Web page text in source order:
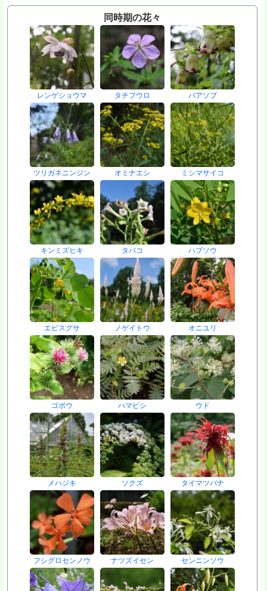
同時期の花々
レンゲショウマ タチフウロ バアソブ
ツリガネニンジン オミナエシ ミシマサイコ
キンミズヒキ タバコ ハブソウ
エビスグサ ノゲイトウ オニユリ
ゴボウ ハマビシ ウド
メハジキ ソクズ タイマツバナ
フシグロセンノウ ナツズイセン センニンソウ